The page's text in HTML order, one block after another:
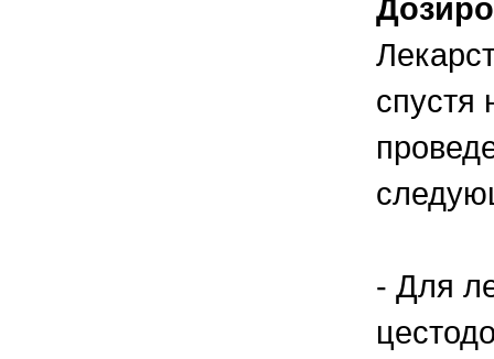
спустя
- Для